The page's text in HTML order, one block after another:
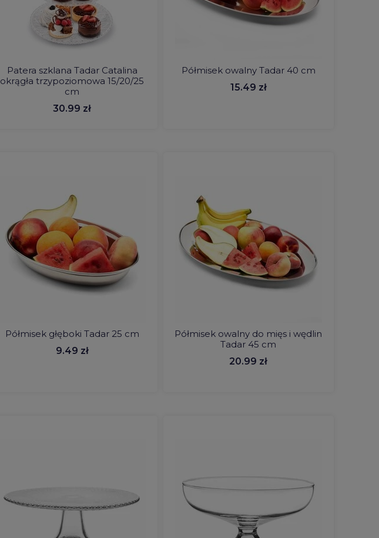
Patera szklana Tadar Catalina
okrągła trzypoziomowa 15/20/25
cm
30.99 zł
Półmisek owalny Tadar 40 cm
15.49 zł
Półmisek głęboki Tadar 25 cm
9.49 zł
Półmisek owalny do mięs i wędlin
Tadar 45 cm
20.99 zł